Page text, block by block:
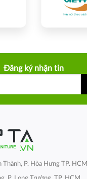
Đăng ký nhận tin
P. Hòa Hưng TP. HCM